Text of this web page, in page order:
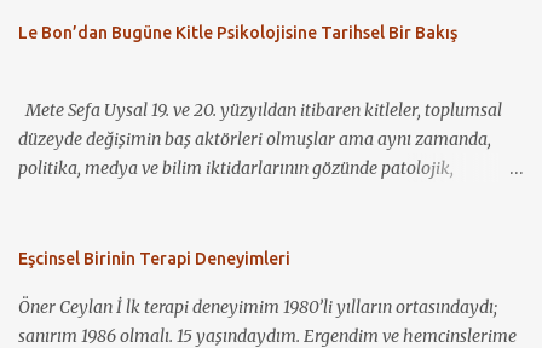
ne yazık ki sıklıkla karşılaştığımız durumlardan. Filmdeki
disiplinler arası bir çalışma alanı hâline gelmiştir (Riessman ve
böylece geniş bir araştırma külliyatı ortaya çıkmıştır. Bununla
birlikte, bu kadar geniş bir alana yönelik yetkin bir inceleme
yapmanın güçlüğü dikkate alınarak, bu yazıda alanın
terimi farklı disiplinler tarafından çeşitli anlamlarda
Le Bon’dan Bugüne Kitle Psikolojisine Tarihsel Bir Bakış
Mete Sefa Uysal 19. ve 20. yüzyıldan itibaren kitleler, toplumsal
düzeyde değişimin baş aktörleri olmuşlar ama aynı zamanda,
politika, medya ve bilim iktidarlarının gözünde patolojik,
bakış açısından harek...
Eşcinsel Birinin Terapi Deneyimleri
Öner Ceylan İ lk terapi deneyimim 1980’li yılların ortasındaydı;
sanırım 1986 olmalı. 15 yaşındaydım. Ergendim ve hemcinslerime